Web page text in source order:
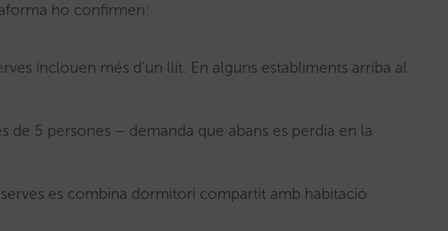
ho confirmen:
inclouen més d’un llit. En alguns establiments arriba al
de 5 persones – demanda que abans es perdia en la
es combina dormitori compartit amb habitació